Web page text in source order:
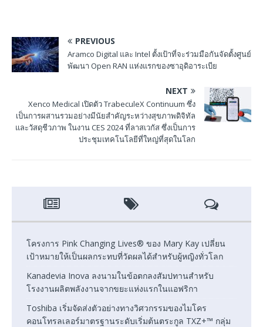
PREVIOUS
Aramco Digital และ Intel ตั้งเป้าที่จะร่วมมือกันจัดตั้งศูนย์
พัฒนา Open RAN แห่งแรกของซาอุดิอาระเบีย
NEXT
Xenco Medical เปิดตัว TrabeculeX Continuum ซึ่ง
เป็นการผสานรวมอย่างมีนัยสำคัญระหว่างสุขภาพดิจิทัล
และวัสดุชีวภาพ ในงาน CES 2024 ที่ลาสเวกัส ซึ่งเป็นการ
ประชุมเทคโนโลยีที่ใหญ่ที่สุดในโลก
โครงการ Pink Changing Lives® ของ Mary Kay เปลี่ยน
เป้าหมายให้เป็นผลกระทบที่วัดผลได้สำหรับผู้หญิงทั่วโลก
Kanadevia Inova ลงนามในข้อตกลงสัมปทานสำหรับ
โรงงานผลิตพลังงานจากขยะแห่งแรกในแอฟริกา
Toshiba เริ่มจัดส่งตัวอย่างทางวิศวกรรมของไมโคร
คอนโทรลเลอร์มาตรฐานระดับเริ่มต้นตระกูล TXZ+™ กลุ่ม